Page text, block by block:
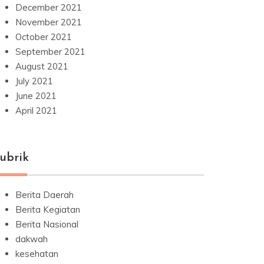
December 2021
November 2021
October 2021
September 2021
August 2021
July 2021
June 2021
April 2021
Berita Daerah
Berita Kegiatan
Berita Nasional
dakwah
kesehatan